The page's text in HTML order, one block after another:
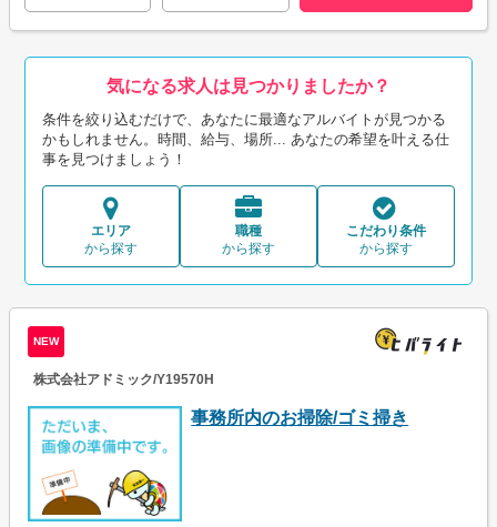
気になる求人は見つかりましたか？
条件を絞り込むだけで、あなたに最適なアルバイトが見つかる
かもしれません。時間、給与、場所... あなたの希望を叶える仕
事を見つけましょう！
エリア
から探す
職種
から探す
こだわり条件
から探す
NEW
株式会社アドミック/Y19570H
事務所内のお掃除/ゴミ掃き